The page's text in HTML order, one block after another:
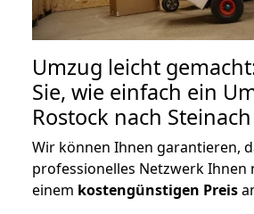
Umzug leicht
Sie, wie einfach ein
Rostock nach
Wir können Ihnen garantieren,
professionelles Netzwerk Ihnen
einem kostengünstigen Preis